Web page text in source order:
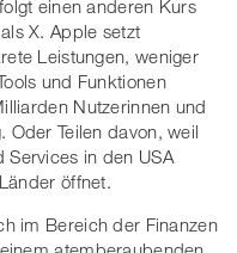
einen anderen Kurs
X. Apple setzt
Leistungen, weniger
und Funktionen
Nutzerinnen und
Oder Teilen davon, weil
Services in den USA
öffnet.
im Bereich der Finanzen